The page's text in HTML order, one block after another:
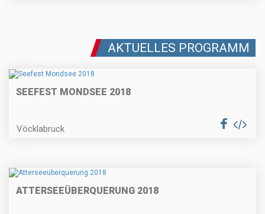
AKTUELLES PROGRAMM
SEEFEST MONDSEE 2018
Vöcklabruck
ATTERSEEÜBERQUERUNG 2018